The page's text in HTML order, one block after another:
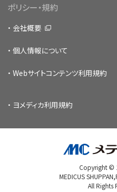
ポリシー・規約
会社概要
個人情報について
Webサイトコンテンツ利用規約
ヨメディカ利用規約
Copyright ©
MEDICUS
All Rights